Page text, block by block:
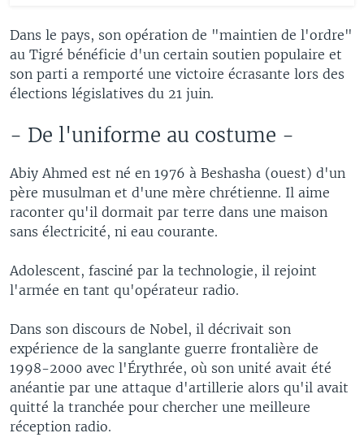
Dans le pays, son opération de "maintien de l'ordre"
au Tigré bénéficie d'un certain soutien populaire et
son parti a remporté une victoire écrasante lors des
élections législatives du 21 juin.
- De l'uniforme au costume -
Abiy Ahmed est né en 1976 à Beshasha (ouest) d'un
père musulman et d'une mère chrétienne. Il aime
raconter qu'il dormait par terre dans une maison
sans électricité, ni eau courante.
Adolescent, fasciné par la technologie, il rejoint
l'armée en tant qu'opérateur radio.
Dans son discours de Nobel, il décrivait son
expérience de la sanglante guerre frontalière de
1998-2000 avec l'Érythrée, où son unité avait été
anéantie par une attaque d'artillerie alors qu'il avait
quitté la tranchée pour chercher une meilleure
réception radio.